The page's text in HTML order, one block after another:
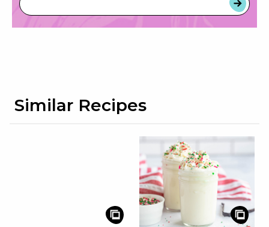
Similar Recipes